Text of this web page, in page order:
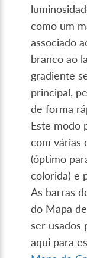
como um
associado
branco ao
gradiente
principal,
de forma
Este modo
com várias
(óptimo
colorida) e
As barras
do Mapa
ser usados
aqui para